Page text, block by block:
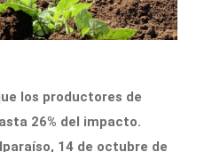
los productores de
26% del impacto.
14 de octubre de